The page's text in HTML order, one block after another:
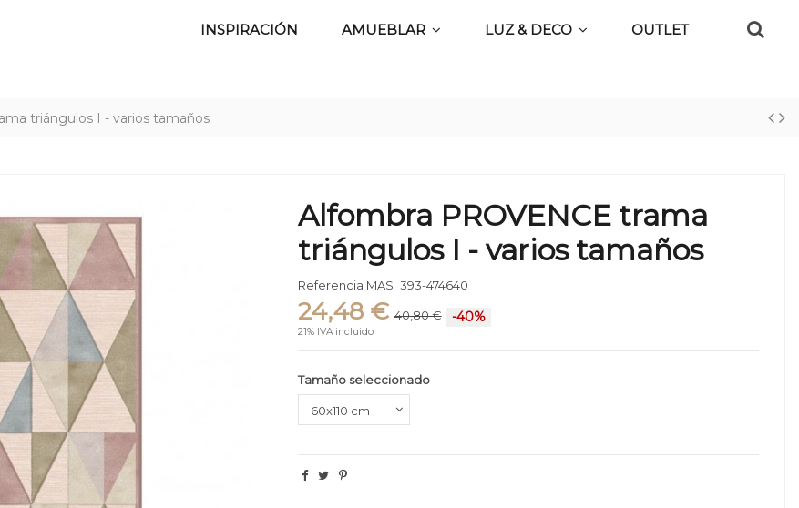
INSPIRACIÓN AMUEBLAR LUZ & DECO OUTLET
triángulos I - varios tamaños
Alfombra PROVENCE trama
triángulos I - varios tamaños
Referencia MAS_393-474640
24,48 € 40,80 € -40%
21% IVA incluido
Tamaño seleccionado